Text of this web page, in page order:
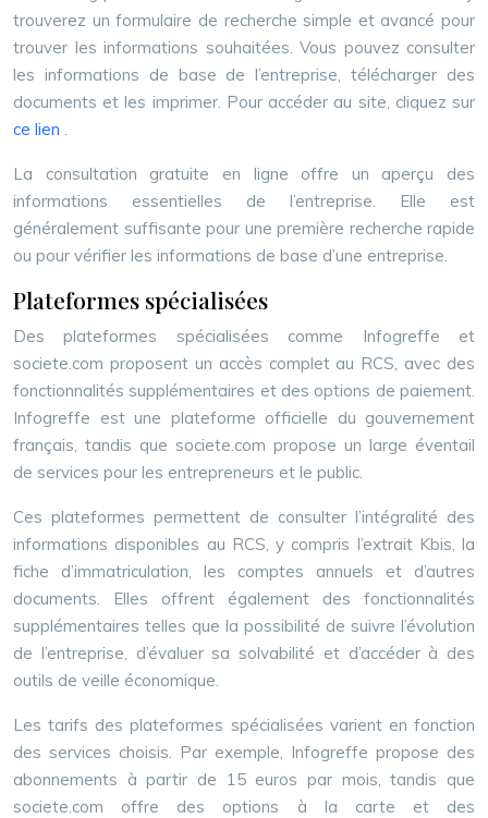
trouverez un formulaire de recherche simple et avancé pour
trouver les informations souhaitées. Vous pouvez consulter
les informations de base de l’entreprise, télécharger des
documents et les imprimer. Pour accéder au site, cliquez sur
ce lien .
La consultation gratuite en ligne offre un aperçu des
informations essentielles de l’entreprise. Elle est
généralement suffisante pour une première recherche rapide
ou pour vérifier les informations de base d’une entreprise.
Plateformes spécialisées
Des plateformes spécialisées comme Infogreffe et
societe.com proposent un accès complet au RCS, avec des
fonctionnalités supplémentaires et des options de paiement.
Infogreffe est une plateforme officielle du gouvernement
français, tandis que societe.com propose un large éventail
de services pour les entrepreneurs et le public.
Ces plateformes permettent de consulter l’intégralité des
informations disponibles au RCS, y compris l’extrait Kbis, la
fiche d’immatriculation, les comptes annuels et d’autres
documents. Elles offrent également des fonctionnalités
supplémentaires telles que la possibilité de suivre l’évolution
de l’entreprise, d’évaluer sa solvabilité et d’accéder à des
outils de veille économique.
Les tarifs des plateformes spécialisées varient en fonction
des services choisis. Par exemple, Infogreffe propose des
abonnements à partir de 15 euros par mois, tandis que
societe.com offre des options à la carte et des